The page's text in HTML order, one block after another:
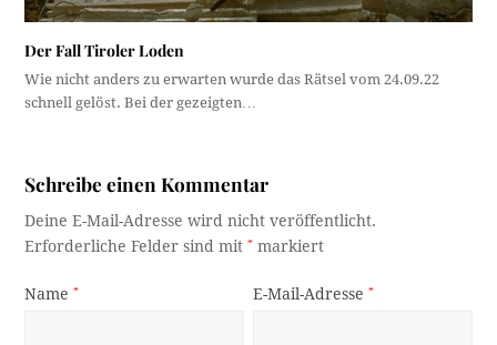
Der Fall Tiroler Loden
Wie nicht anders zu erwarten wurde das Rätsel vom 24.09.22
schnell gelöst. Bei der gezeigten…
Schreibe einen Kommentar
Deine E-Mail-Adresse wird nicht veröffentlicht.
Erforderliche Felder sind mit* markiert
Name* E-Mail-Adresse*